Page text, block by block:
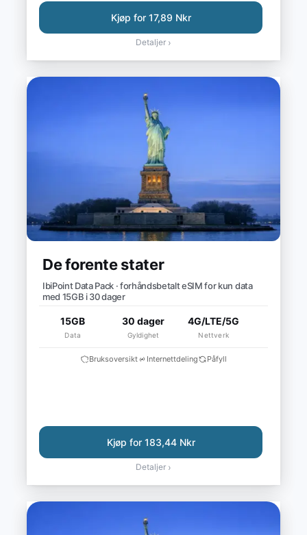
Kjøp for 17,89 Nkr
Detaljer ›
De forente stater
IbiPoint Data Pack · forhåndsbetalt eSIM for kun data
med 15GB i 30 dager
15GB
Data
30 dager
Gyldighet
4G/LTE/5G
Nettverk
Bruksoversikt Internettdeling Påfyll
Kjøp for 183,44 Nkr
Detaljer ›